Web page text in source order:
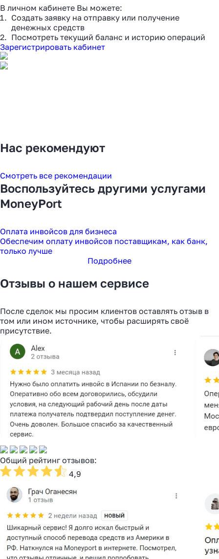
В личном кабинете Вы можете:
Создать заявку на отправку или получение
денежных средств
Посмотреть текущий баланс и историю операций
Зарегистрировать кабинет
Нас рекомендуют
Смотреть все рекомендации
Воспользуйтесь другими услугами
MoneyPort
Оплата инвойсов для бизнеса
Обеспечим оплату инвойсов поставщикам, как банк,
только лучше
Подробнее
Отзывы о нашем сервисе
После сделок мы просим клиентов оставлять отзыв в
том или ином источнике, чтобы расширять своё
присутствие.
Общий рейтинг отзывов:
4,9